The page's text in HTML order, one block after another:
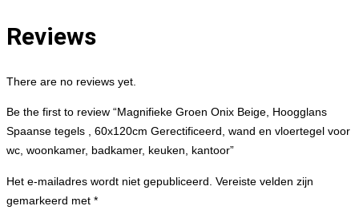
Reviews
There are no reviews yet.
Be the first to review “Magnifieke Groen Onix Beige, Hoogglans
Spaanse tegels , 60x120cm Gerectificeerd, wand en vloertegel voor
wc, woonkamer, badkamer, keuken, kantoor”
Het e-mailadres wordt niet gepubliceerd. Vereiste velden zijn
gemarkeerd met *